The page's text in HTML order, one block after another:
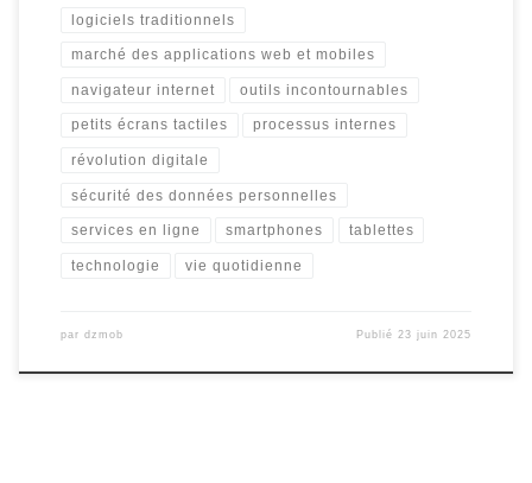
logiciels traditionnels
marché des applications web et mobiles
navigateur internet outils incontournables
petits écrans tactiles processus internes
révolution digitale
sécurité des données personnelles
services en ligne smartphones tablettes
technologie vie quotidienne
par dzmob Publié23 juin 2025